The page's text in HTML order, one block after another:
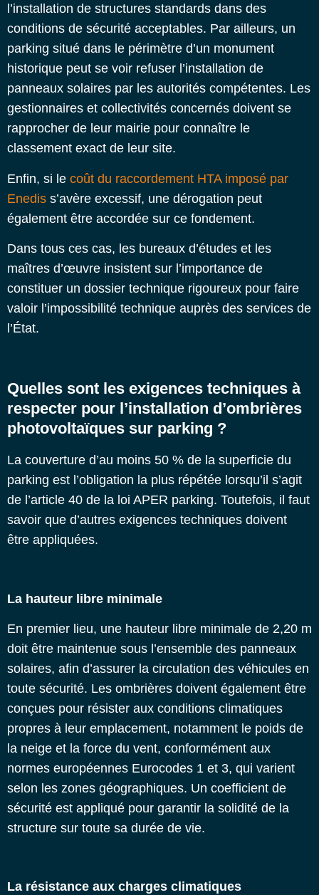
l’installation de structures standards dans des
conditions de sécurité acceptables. Par ailleurs, un
parking situé dans le périmètre d’un monument
historique peut se voir refuser l’installation de
panneaux solaires par les autorités compétentes. Les
gestionnaires et collectivités concernés doivent se
rapprocher de leur mairie pour connaître le
classement exact de leur site.
Enfin, si le coût du raccordement HTA imposé par
Enedis s’avère excessif, une dérogation peut
également être accordée sur ce fondement.
Dans tous ces cas, les bureaux d’études et les
maîtres d’œuvre insistent sur l’importance de
constituer un dossier technique rigoureux pour faire
valoir l’impossibilité technique auprès des services de
l’État.
Quelles sont les exigences techniques à
respecter pour l’installation d’ombrières
photovoltaïques sur parking ?
La couverture d’au moins 50 % de la superficie du
parking est l’obligation la plus répétée lorsqu’il s’agit
de l’article 40 de la loi APER parking. Toutefois, il faut
savoir que d’autres exigences techniques doivent
être appliquées.
La hauteur libre minimale
En premier lieu, une hauteur libre minimale de 2,20 m
doit être maintenue sous l’ensemble des panneaux
solaires, afin d’assurer la circulation des véhicules en
toute sécurité. Les ombrières doivent également être
conçues pour résister aux conditions climatiques
propres à leur emplacement, notamment le poids de
la neige et la force du vent, conformément aux
normes européennes Eurocodes 1 et 3, qui varient
selon les zones géographiques. Un coefficient de
sécurité est appliqué pour garantir la solidité de la
structure sur toute sa durée de vie.
La résistance aux charges climatiques